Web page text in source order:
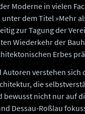
Moderne in vielen
dem Titel »Mehr
zur Tagung der
Wiederkehr der
Erbes
verstehen
die
nicht nur auf
Dessau-Roßlau